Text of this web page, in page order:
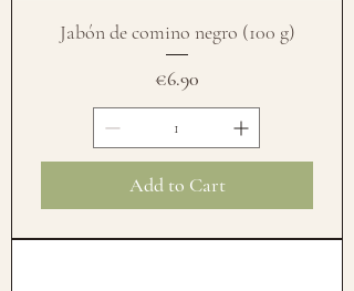
Jabón de comino negro (100 g)
Price
€6.90
Add to Cart